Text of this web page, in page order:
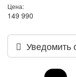
Цена:
149 990
Уведомить